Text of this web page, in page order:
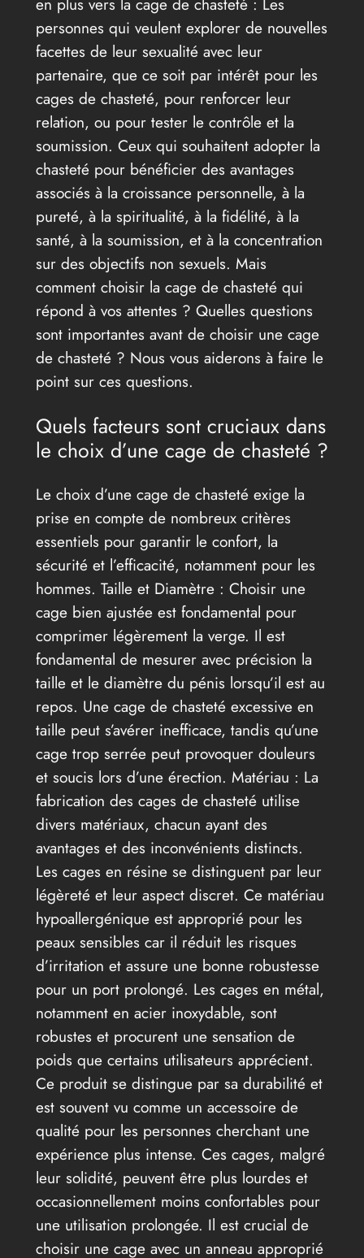
personnes qui veulent explorer de nouvelles
facettes de leur sexualité avec leur
partenaire, que ce soit par intérêt pour les
cages de chasteté, pour renforcer leur
relation, ou pour tester le contrôle et la
soumission. Ceux qui souhaitent adopter la
chasteté pour bénéficier des avantages
associés à la croissance personnelle, à la
pureté, à la spiritualité, à la fidélité, à la
santé, à la soumission, et à la concentration
sur des objectifs non sexuels. Mais
comment choisir la cage de chasteté qui
répond à vos attentes ? Quelles questions
sont importantes avant de choisir une cage
de chasteté ? Nous vous aiderons à faire le
point sur ces questions.
Quels facteurs sont cruciaux dans
le choix d’une cage de chasteté ?
Le choix d’une cage de chasteté exige la
prise en compte de nombreux critères
essentiels pour garantir le confort, la
sécurité et l’efficacité, notamment pour les
hommes. Taille et Diamètre : Choisir une
cage bien ajustée est fondamental pour
comprimer légèrement la verge. Il est
fondamental de mesurer avec précision la
taille et le diamètre du pénis lorsqu’il est au
repos. Une cage de chasteté excessive en
taille peut s’avérer inefficace, tandis qu’une
cage trop serrée peut provoquer douleurs
et soucis lors d’une érection. Matériau : La
fabrication des cages de chasteté utilise
divers matériaux, chacun ayant des
avantages et des inconvénients distincts.
Les cages en résine se distinguent par leur
légèreté et leur aspect discret. Ce matériau
hypoallergénique est approprié pour les
peaux sensibles car il réduit les risques
d’irritation et assure une bonne robustesse
pour un port prolongé. Les cages en métal,
notamment en acier inoxydable, sont
robustes et procurent une sensation de
poids que certains utilisateurs apprécient.
Ce produit se distingue par sa durabilité et
est souvent vu comme un accessoire de
qualité pour les personnes cherchant une
expérience plus intense. Ces cages, malgré
leur solidité, peuvent être plus lourdes et
occasionnellement moins confortables pour
une utilisation prolongée. Il est crucial de
choisir une cage avec un anneau approprié